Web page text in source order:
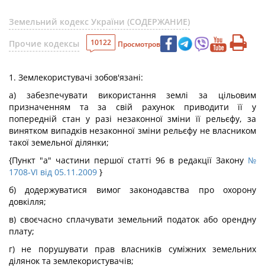
Земельний кодекс України (СОДЕРЖАНИЕ)
Прочие кодексы
10122 Просмотров
1. Землекористувачі зобов'язані:
а) забезпечувати використання землі за цільовим
призначенням та за свій рахунок приводити її у
попередній стан у разі незаконної зміни її рельєфу, за
винятком випадків незаконної зміни рельєфу не власником
такої земельної ділянки;
{Пункт "а" частини першої статті 96 в редакції Закону №
1708-VI від 05.11.2009 }
б) додержуватися вимог законодавства про охорону
довкілля;
в) своєчасно сплачувати земельний податок або орендну
плату;
г) не порушувати прав власників суміжних земельних
ділянок та землекористувачів;